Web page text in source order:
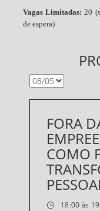
Vagas Limitadas: 20
de espera)
FORA
COMO
18:00 às